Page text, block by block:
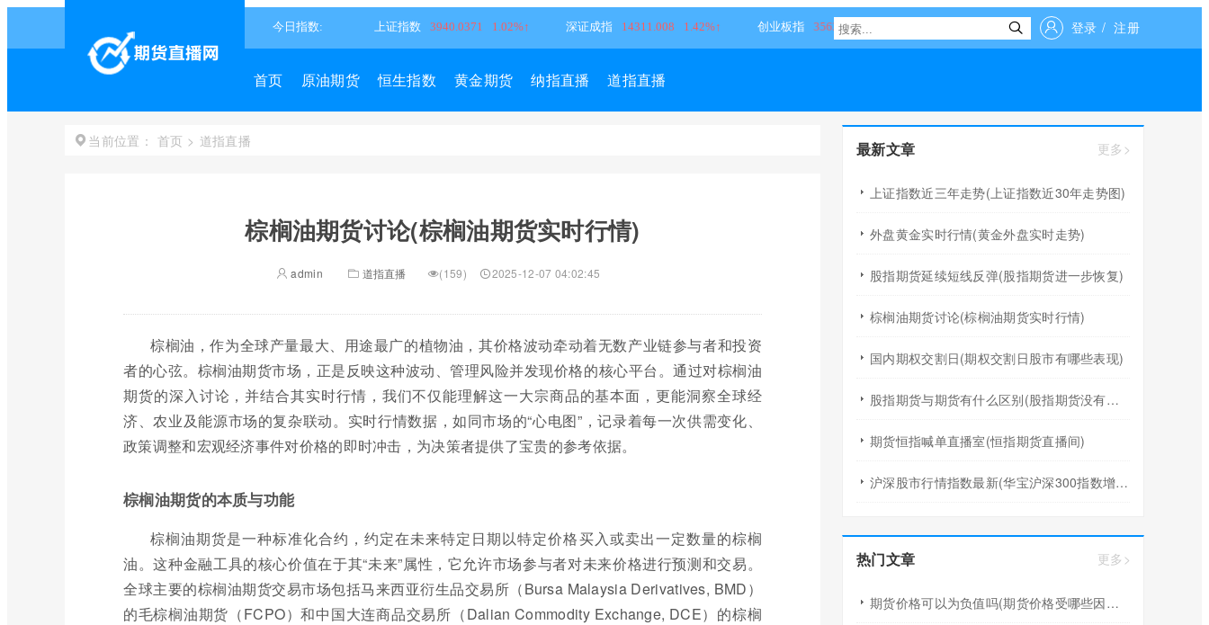
登录 / 注册
首页 原油期货 恒生指数 黄金期货 纳指直播 道指直播
当前位置： 首页 > 道指直播
棕榈油期货讨论(棕榈油期货实时行情)
admin 道指直播 (159) 2025-12-07 04:02:45
棕榈油，作为全球产量最大、用途最广的植物油，其价格波动牵动着无数产业链参与者和投资
者的心弦。棕榈油期货市场，正是反映这种波动、管理风险并发现价格的核心平台。通过对棕榈油
期货的深入讨论，并结合其实时行情，我们不仅能理解这一大宗商品的基本面，更能洞察全球经
济、农业及能源市场的复杂联动。实时行情数据，如同市场的“心电图”，记录着每一次供需变化、
政策调整和宏观经济事件对价格的即时冲击，为决策者提供了宝贵的参考依据。
棕榈油期货的本质与功能
棕榈油期货是一种标准化合约，约定在未来特定日期以特定价格买入或卖出一定数量的棕榈
油。这种金融工具的核心价值在于其“未来”属性，它允许市场参与者对未来价格进行预测和交易。
全球主要的棕榈油期货交易市场包括马来西亚衍生品交易所（Bursa Malaysia Derivatives, BMD）
的毛棕榈油期货（FCPO）和中国大连商品交易所（Dalian Commodity Exchange, DCE）的棕榈
最新文章 更多>
上证指数近三年走势(上证指数近30年走势图)
外盘黄金实时行情(黄金外盘实时走势)
股指期货延续短线反弹(股指期货进一步恢复)
棕榈油期货讨论(棕榈油期货实时行情)
国内期权交割日(期权交割日股市有哪些表现)
股指期货与期货有什么区别(股指期货没有原油期货风险)
期货恒指喊单直播室(恒指期货直播间)
沪深股市行情指数最新(华宝沪深300指数增强a行情)
热门文章 更多>
期货价格可以为负值吗(期货价格受哪些因素影响)